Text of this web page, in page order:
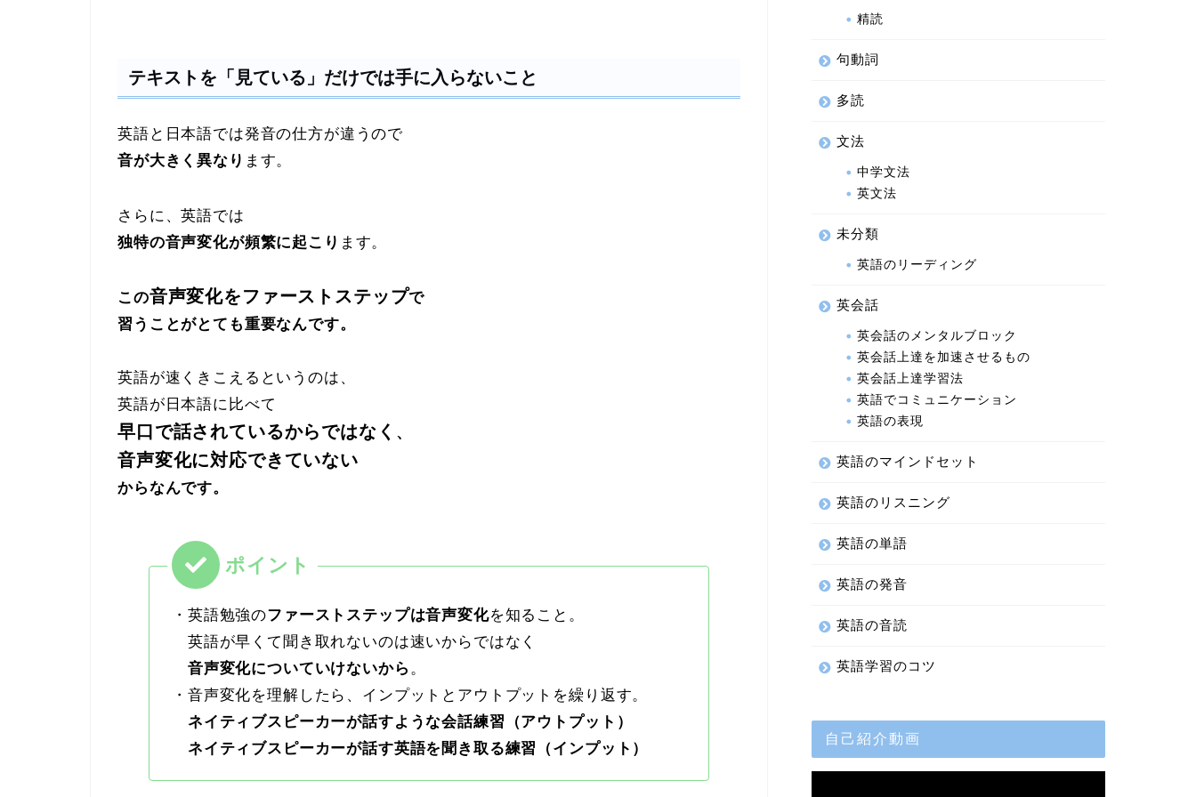
テキストを「見ている」だけでは手に入らないこと
英語と日本語では発音の仕方が違うので
音が大きく異なり ます。
さらに、英語では
独特の音声変化が頻繁に起こり ます。
この音声変化をファーストステップで
習うことがとても重要なんです。
英語が速くきこえるというのは、
英語が日本語に比べて
早口で話されているからではなく 、
音声変化に対応できていない
からなんです。
・英語勉強のファーストステップは音声変化を知ること。
英語が早くて聞き取れないのは速いからではなく
音声変化についていけないから 。
・音声変化を理解したら、インプットとアウトプットを繰り返す。
ネイティブスピーカーが話すような会話練習（アウトプット）
ネイティブスピーカーが話す英語を聞き取る練習（インプット）
精読
句動詞
多読
文法
中学文法
英文法
未分類
英語のリーディング
英会話
英会話のメンタルブロック
英会話上達を加速させるもの
英会話上達学習法
英語でコミュニケーション
英語の表現
英語のマインドセット
英語のリスニング
英語の単語
英語の発音
英語の音読
英語学習のコツ
自己紹介動画